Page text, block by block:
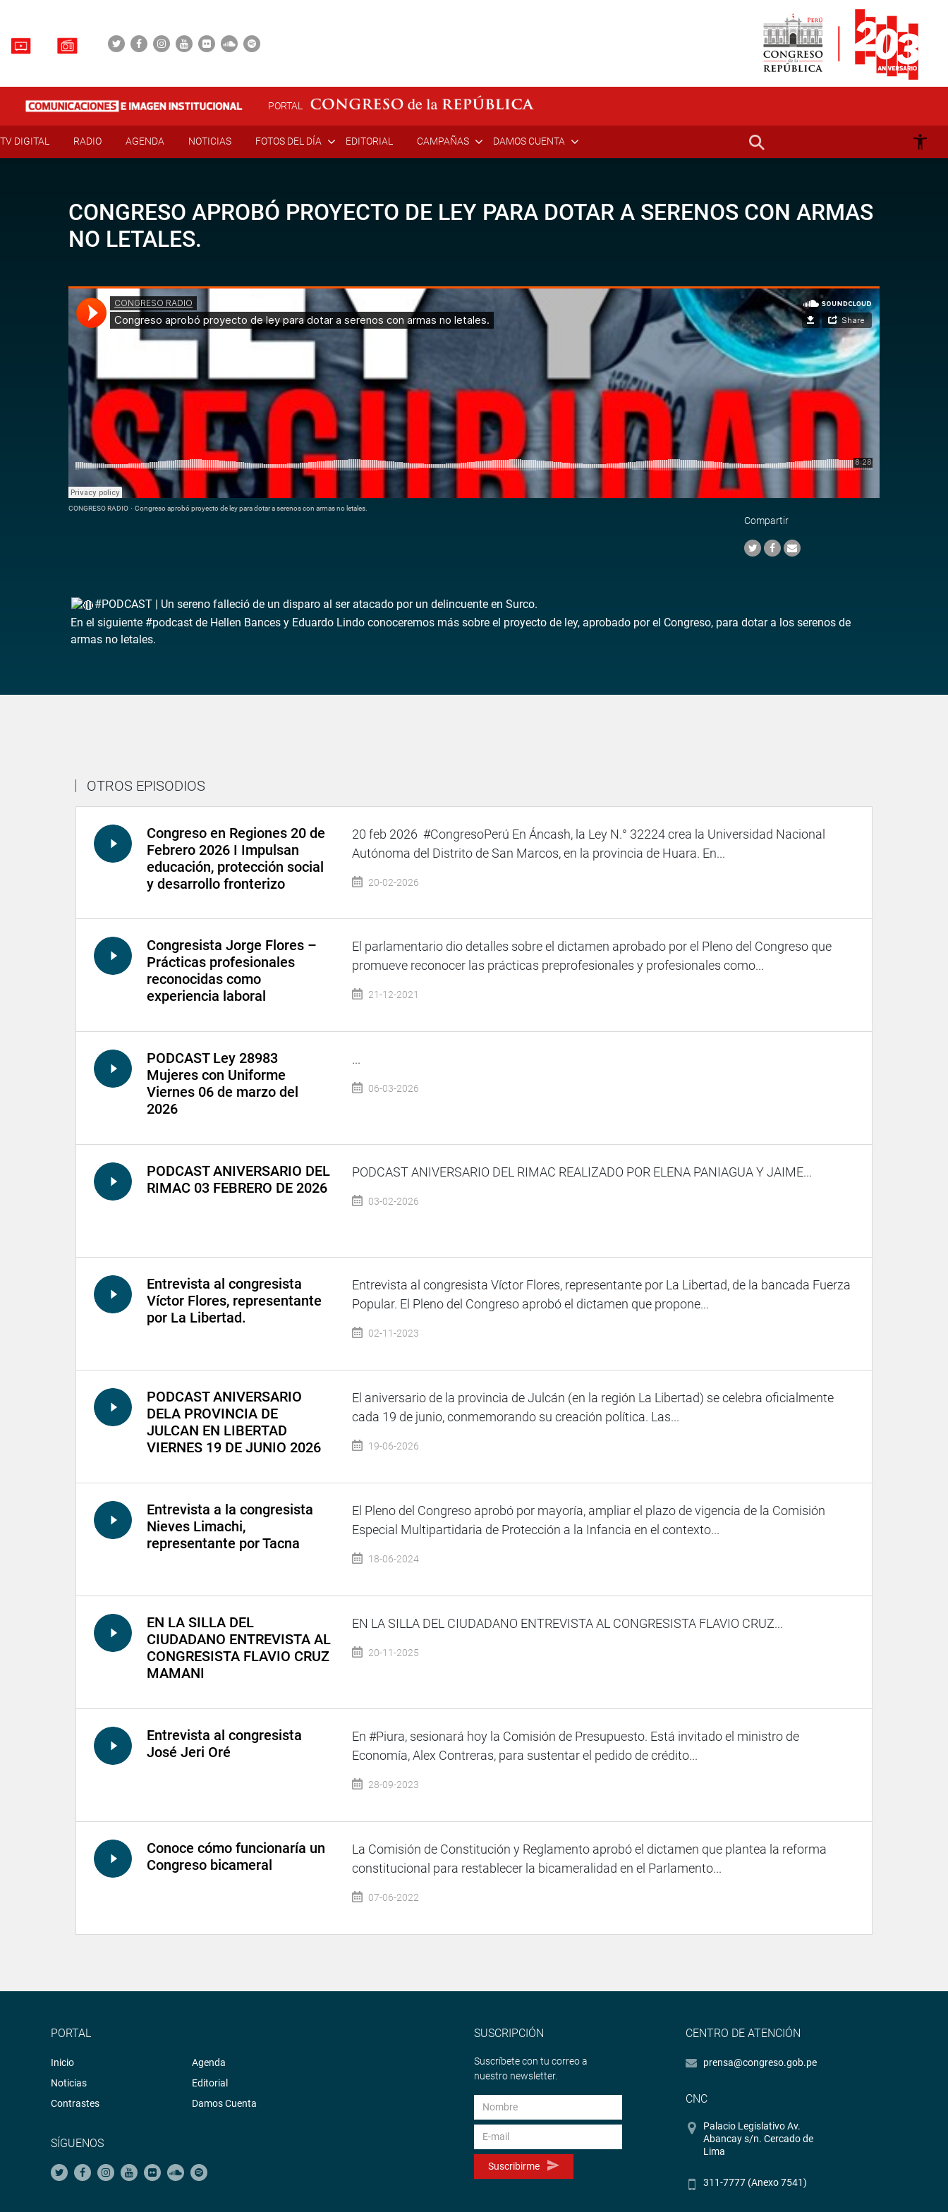
PORTAL
TV DIGITAL RADIO AGENDA NOTICIAS FOTOS DEL DÍA EDITORIAL CAMPAÑAS DAMOS CUENTA
CONGRESO APROBÓ PROYECTO DE LEY PARA DOTAR A SERENOS CON ARMAS
NO LETALES.
CONGRESO RADIO · Congreso aprobó proyecto de ley para dotar a serenos con armas no letales.
Compartir
#PODCAST | Un sereno falleció de un disparo al ser atacado por un delincuente en Surco.
En el siguiente #podcast de Hellen Bances y Eduardo Lindo conoceremos más sobre el proyecto de ley, aprobado por el Congreso, para dotar a los serenos de
armas no letales.
OTROS EPISODIOS
Congreso en Regiones 20 de
Febrero 2026 I Impulsan
educación, protección social
y desarrollo fronterizo
20 feb 2026 #CongresoPerú En Áncash, la Ley N.° 32224 crea la Universidad Nacional
Autónoma del Distrito de San Marcos, en la provincia de Huara. En...
20-02-2026
Congresista Jorge Flores –
Prácticas profesionales
reconocidas como
experiencia laboral
El parlamentario dio detalles sobre el dictamen aprobado por el Pleno del Congreso que
promueve reconocer las prácticas preprofesionales y profesionales como...
21-12-2021
PODCAST Ley 28983
Mujeres con Uniforme
Viernes 06 de marzo del
2026
...
06-03-2026
PODCAST ANIVERSARIO DEL
RIMAC 03 FEBRERO DE 2026
PODCAST ANIVERSARIO DEL RIMAC REALIZADO POR ELENA PANIAGUA Y JAIME...
03-02-2026
Entrevista al congresista
Víctor Flores, representante
por La Libertad.
Entrevista al congresista Víctor Flores, representante por La Libertad, de la bancada Fuerza
Popular. El Pleno del Congreso aprobó el dictamen que propone...
02-11-2023
PODCAST ANIVERSARIO
DELA PROVINCIA DE
JULCAN EN LIBERTAD
VIERNES 19 DE JUNIO 2026
El aniversario de la provincia de Julcán (en la región La Libertad) se celebra oficialmente
cada 19 de junio, conmemorando su creación política. Las...
19-06-2026
Entrevista a la congresista
Nieves Limachi,
representante por Tacna
El Pleno del Congreso aprobó por mayoría, ampliar el plazo de vigencia de la Comisión
Especial Multipartidaria de Protección a la Infancia en el contexto...
18-06-2024
EN LA SILLA DEL
CIUDADANO ENTREVISTA AL
CONGRESISTA FLAVIO CRUZ
MAMANI
EN LA SILLA DEL CIUDADANO ENTREVISTA AL CONGRESISTA FLAVIO CRUZ...
20-11-2025
Entrevista al congresista
José Jeri Oré
En #Piura, sesionará hoy la Comisión de Presupuesto. Está invitado el ministro de
Economía, Alex Contreras, para sustentar el pedido de crédito...
28-09-2023
Conoce cómo funcionaría un
Congreso bicameral
La Comisión de Constitución y Reglamento aprobó el dictamen que plantea la reforma
constitucional para restablecer la bicameralidad en el Parlamento...
07-06-2022
PORTAL
Inicio
Noticias
Contrastes
Agenda
Editorial
Damos Cuenta
SÍGUENOS
SUSCRIPCIÓN
Suscríbete con tu correo a
nuestro newsletter.
Suscribirme
CENTRO DE ATENCIÓN
prensa@congreso.gob.pe
CNC
Palacio Legislativo Av.
Abancay s/n. Cercado de
Lima
311-7777 (Anexo 7541)